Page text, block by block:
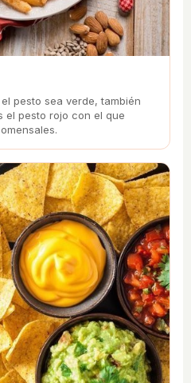
pesto sea verde, también
el pesto rojo con el que